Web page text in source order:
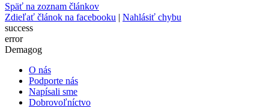
Späť na zoznam článkov
Zdieľať článok na facebooku | Nahlásiť chybu
success
error
Demagog
O nás
Podporte nás
Napísali sme
Dobrovoľníctvo